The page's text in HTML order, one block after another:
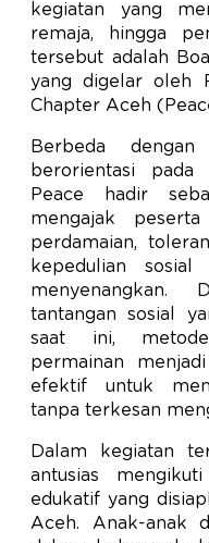
kegiatan yang
remaja, hingga
tersebut adalah
yang digelar oleh
Chapter Aceh
Berbeda
berorientasi
Peace hadir
mengajak
perdamaian,
kepedulian
menyenangkan.
tantangan sosial
saat ini,
permainan
efektif untuk
tanpa terkesan
Dalam kegiatan
antusias
edukatif yang
Aceh. Anak-anak